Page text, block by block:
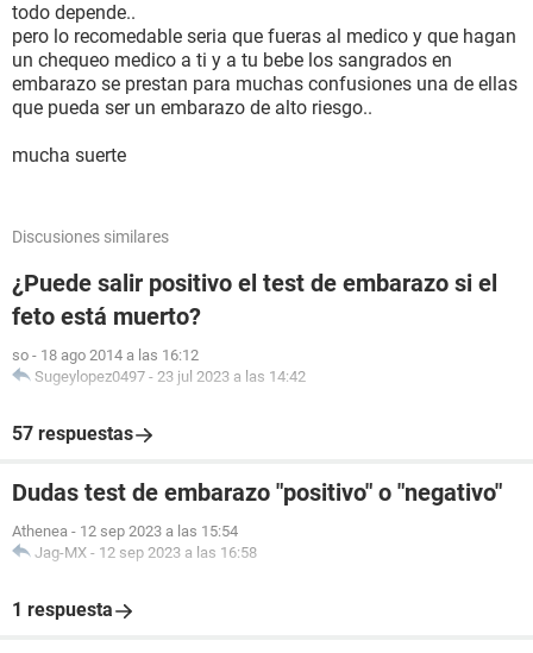
todo depende..
pero lo recomedable seria que fueras al medico y que hagan
un chequeo medico a ti y a tu bebe los sangrados en
embarazo se prestan para muchas confusiones una de ellas
que pueda ser un embarazo de alto riesgo..
mucha suerte
Discusiones similares
¿Puede salir positivo el test de embarazo si el
feto está muerto?
so - 18 ago 2014 a las 16:12
Sugeylopez0497 - 23 jul 2023 a las 14:42
57 respuestas
Dudas test de embarazo "positivo" o "negativo"
Athenea - 12 sep 2023 a las 15:54
Jag-MX - 12 sep 2023 a las 16:58
1 respuesta